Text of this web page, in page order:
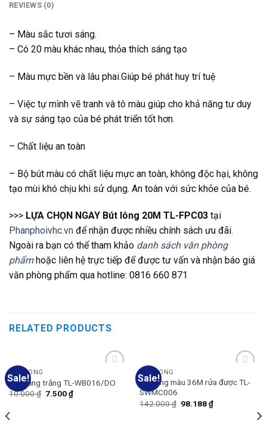
REVIEWS (0)
– Màu sắc tươi sáng.
– Có 20 màu khác nhau, thỏa thích sáng tạo
– Màu mực bền và lâu phai.Giúp bé phát huy trí tuệ
– Việc tự mình vẽ tranh và tô màu giúp cho khả năng tư duy
và sự sáng tạo của bé phát triển tốt hơn.
– Chất liệu an toàn
– Bộ bút màu có chất liệu mực an toàn, không độc hại, không
tạo mùi khó chịu khi sử dụng. An toàn với sức khỏe của bé.
>>> LỰA CHỌN NGAY Bút lông 20M TL-FPC03 tại
Phanphoivhc.vn để nhận được nhiều chính sách ưu đãi.
Ngoài ra bạn có thể tham khảo danh sách văn phòng
phẩm hoặc liên hệ trực tiếp để được tư vấn và nhận báo giá
văn phòng phẩm qua hotline: 0816 660 871
RELATED PRODUCTS
Sale!
to
BÚT LÔNG
Bút bảng trắng TL-WB016/DO
10.000₫ 7.500₫
Sale!
to
BÚT LÔNG
Bút lông màu 36M rửa được TL-
SWMC006
142.000₫ 98.188₫